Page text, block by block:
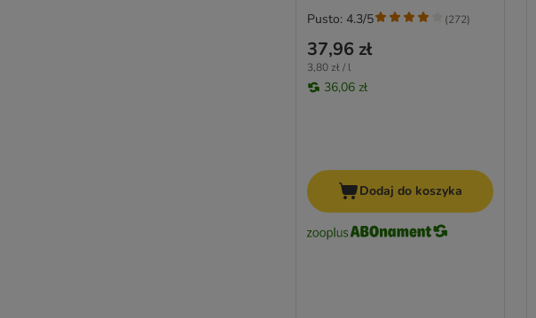
37,96 zł
3,80 zł / l
36,06 zł
Pusto: 4.3/5 (272)
Dodaj do koszyka